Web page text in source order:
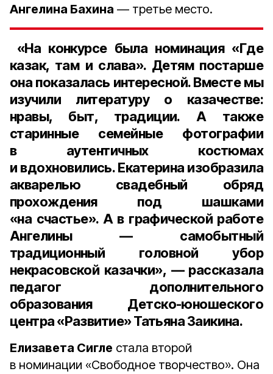
Ангелина Бахина — третье место.
«На конкурсе была номинация «Где
казак, там и слава». Детям постарше
она показалась интересной. Вместе мы
изучили литературу о казачестве:
нравы, быт, традиции. А также
старинные семейные фотографии
в аутентичных костюмах
и вдохновились. Екатерина изобразила
акварелью свадебный обряд
прохождения под шашками
«на счастье». А в графической работе
Ангелины — самобытный
традиционный головной убор
некрасовской казачки», — рассказала
педагог дополнительного
образования Детско-юношеского
центра «Развитие» Татьяна Заикина.
Елизавета Сигле стала второй
в номинации «Свободное творчество». Она